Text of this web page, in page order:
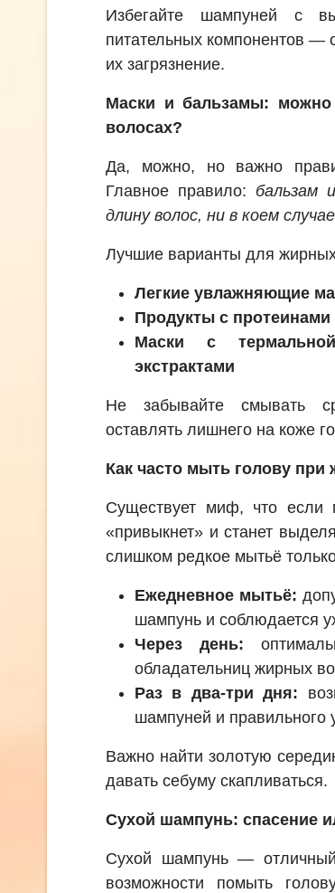
Избегайте шампуней с
питательных компонентов —
их загрязнение.
Маски и бальзамы:
волосах?
Да, можно, но важно
Главное правило: бальзам
длину волос, ни в коем
Лучшие варианты для
Легкие увлажняющие
Продукты с
Маски с
экстрактами
Не забывайте смывать
оставлять лишнего на коже
Как часто мыть голову
Существует миф, что если
«привыкнет» и станет
слишком редкое мытьё
Ежедневное мытьё:
шампунь и соблюдается
Через день:
обладательниц жирных
Раз в два-три дня:
шампуней и правильного
Важно найти золотую
давать себуму скапливаться.
Сухой шампунь: спасение
Сухой шампунь —
возможности помыть